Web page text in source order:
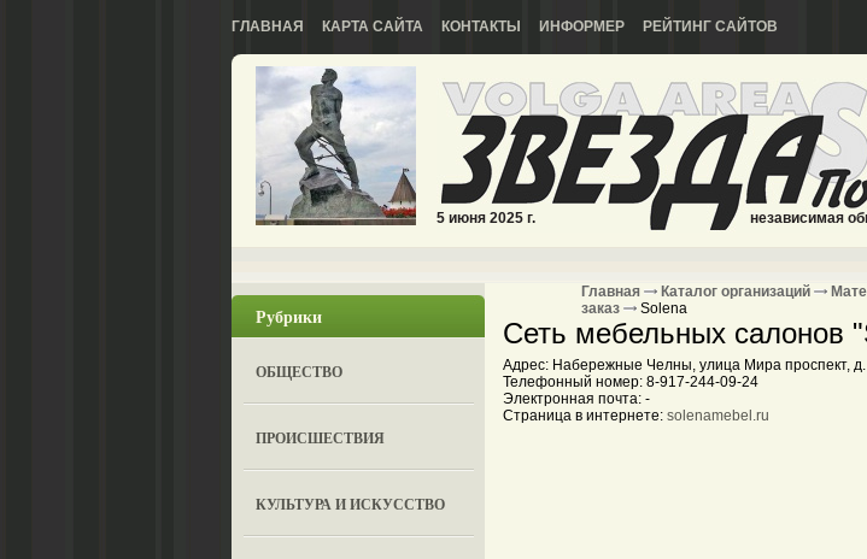
ГЛАВНАЯ КАРТА САЙТА КОНТАКТЫ ИНФОРМЕР РЕЙТИНГ САЙТОВ
5 июня 2025 г. независимая
Рубрики
ОБЩЕСТВО
ПРОИСШЕСТВИЯ
КУЛЬТУРА И ИСКУССТВО
Главная Каталог организаций
заказ
Solena
Сеть мебельных салонов
Адрес: Набережные Челны, улица Мира проспект, д.
Телефонный номер: 8-917-244-09-24
Электронная почта: -
Страница в интернете: solenamebel.ru